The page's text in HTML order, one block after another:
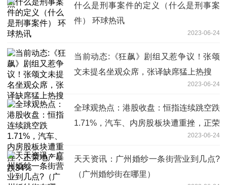
什么是刑事案件的定义（什么是刑事案
件） 环球热讯
2023-06-24
当前动态:《狂飙》剧组又惹争议！张颂
文未提名坐观众席，张译缺席猛上热搜
2023-06-24
全球观热点：港股收盘：恒指连续跳空跌
1.71%，汽车、内房股板块遭重挫，正荣
2023-06-24
天天资讯：广州婚纱一条街营业到几点?
（广州婚纱街在哪里）